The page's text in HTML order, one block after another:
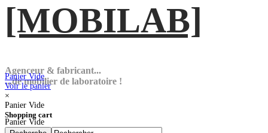
[MOBILAB]
Agenceur & fabricant...
...de mobilier de laboratoire !
Panier Vide
Voir le panier
×
Panier Vide
Shopping cart
Panier Vide